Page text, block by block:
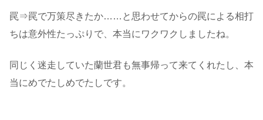
罠⇒罠で万策尽きたか……と思わせてからの罠による相打
ちは意外性たっぷりで、本当にワクワクしましたね。
同じく迷走していた蘭世君も無事帰って来てくれたし、本
当にめでたしめでたしです。